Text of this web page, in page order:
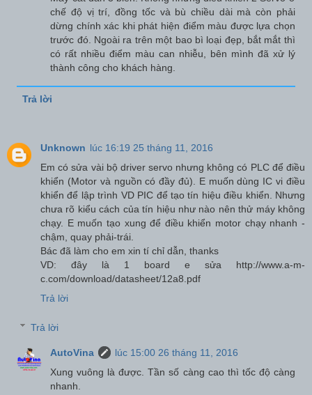
chế độ vị trí, đồng tốc và bù chiều dài mà còn phải
dừng chính xác khi phát hiện điểm màu được lựa chọn
trước đó. Ngoài ra trên một bao bì loại đẹp, bắt mắt thì
có rất nhiều điểm màu can nhiễu, bên mình đã xử lý
thành công cho khách hàng.
Trả lời
Unknown lúc 16:19 25 tháng 11, 2016
Em có sửa vài bộ driver servo nhưng không có PLC để điều
khiển (Motor và nguồn có đầy đủ). E muốn dùng IC vi điều
khiển để lập trình VD PIC để tạo tín hiệu điều khiển. Nhưng
chưa rõ kiểu cách của tín hiệu như nào nên thử máy không
chạy. E muốn tạo xung để điều khiển motor chạy nhanh -
chậm, quay phải-trái.
Bác đã làm cho em xin tí chỉ dẫn, thanks
VD: đây là 1 board e sửa http://www.a-m-
c.com/download/datasheet/12a8.pdf
Trả lời
Trả lời
AutoVina
lúc 15:00 26 tháng 11, 2016
Xung vuông là được. Tần số càng cao thì tốc độ càng
nhanh.